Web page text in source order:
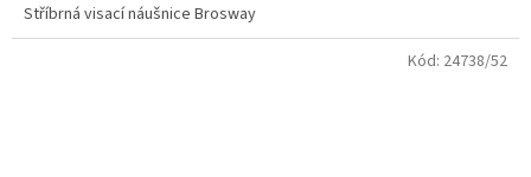
Stříbrná visací náušnice Brosway
Kód: 24738/52